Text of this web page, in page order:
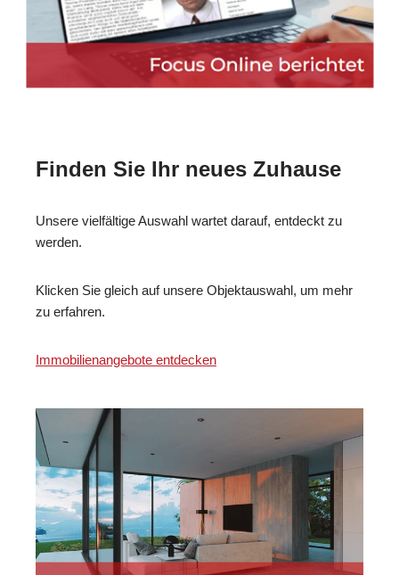
Finden Sie Ihr neues Zuhause
Unsere vielfältige Auswahl wartet darauf, entdeckt zu
werden.
Klicken Sie gleich auf unsere Objektauswahl, um mehr
zu erfahren.
Immobilienangebote entdecken